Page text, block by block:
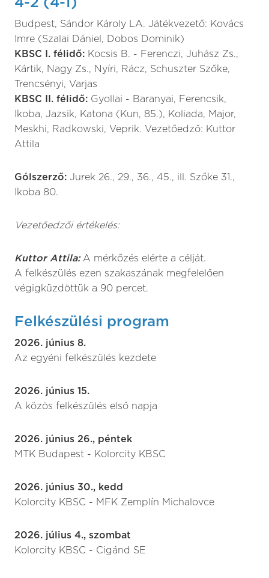
4-2 (4-1)
Budpest, Sándor Károly LA. Játékvezető: Kovács
Imre (Szalai Dániel, Dobos Dominik)
KBSC I. félidő: Kocsis B. - Ferenczi, Juhász Zs.,
Kártik, Nagy Zs., Nyíri, Rácz, Schuszter Szőke,
Trencsényi, Varjas
KBSC II. félidő: Gyollai - Baranyai, Ferencsik,
Ikoba, Jazsik, Katona (Kun, 85.), Koliada, Major,
Meskhi, Radkowski, Veprik. Vezetőedző: Kuttor
Attila
Gólszerző: Jurek 26., 29., 36., 45., ill. Szőke 31.,
Ikoba 80.
Vezetőedzői értékelés:
Kuttor Attila: A mérkőzés elérte a célját.
A felkészülés ezen szakaszának megfelelően
végigküzdöttük a 90 percet.
Felkészülési program
2026. június 8.
Az egyéni felkészülés kezdete
2026. június 15.
A közös felkészülés első napja
2026. június 26., péntek
MTK Budapest - Kolorcity KBSC
2026. június 30., kedd
Kolorcity KBSC - MFK Zemplín Michalovce
2026. július 4., szombat
Kolorcity KBSC - Cigánd SE